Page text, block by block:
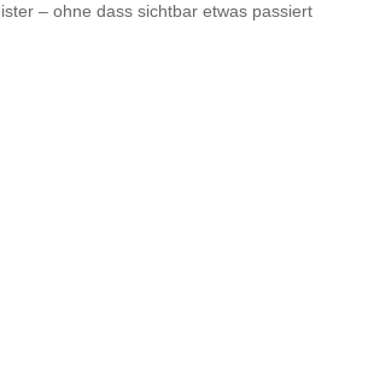
– ohne dass sichtbar etwas passiert